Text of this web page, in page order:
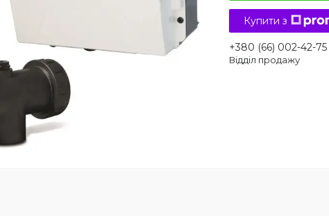
Купити з
+380 (66) 002-42-75
Відділ продажу